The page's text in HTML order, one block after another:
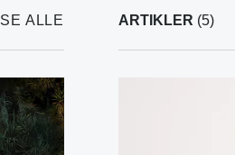
SE ALLE ARTIKLER (5)